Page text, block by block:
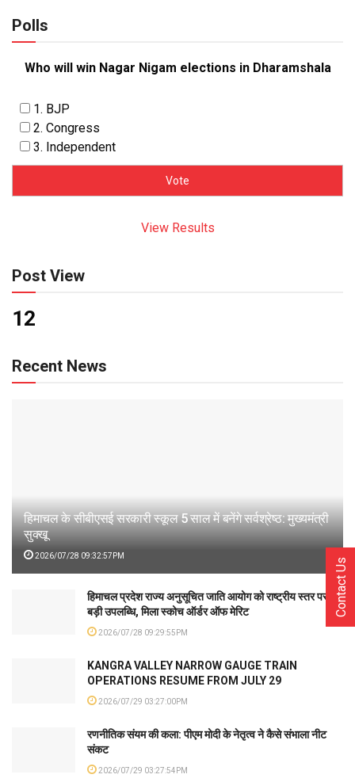
Polls
Who will win Nagar Nigam elections in Dharamshala
1. BJP
2. Congress
3. Independent
View Results
Post View
12
Recent News
हिमाचल के सीबीएसई सरकारी स्कूल 5 साल में बनेंगे सर्वश्रेष्ठ: मुख्यमंत्री
सुक्खू
2026/07/28 09:32:57PM
हिमाचल प्रदेश राज्य अनुसूचित जाति आयोग को राष्ट्रीय स्तर पर
बड़ी उपलब्धि, मिला स्कोच ऑर्डर ऑफ मेरिट
2026/07/28 09:29:55PM
KANGRA VALLEY NARROW GAUGE TRAIN
OPERATIONS RESUME FROM JULY 29
2026/07/29 03:27:00PM
रणनीतिक संयम की कला: पीएम मोदी के नेतृत्व ने कैसे संभाला नीट
संकट
2026/07/29 03:27:54PM
Contact Us